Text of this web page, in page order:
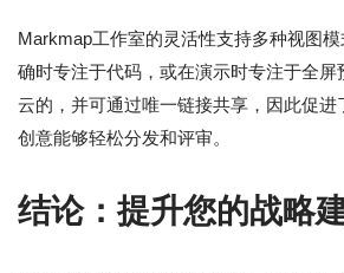
Markmap工作室的灵活性支持多种视图
确时专注于代码，或在演示时专注于全屏
云的，并可通过唯一链接共享，因此促进
创意能够轻松分发和评审。
结论：提升您的战略